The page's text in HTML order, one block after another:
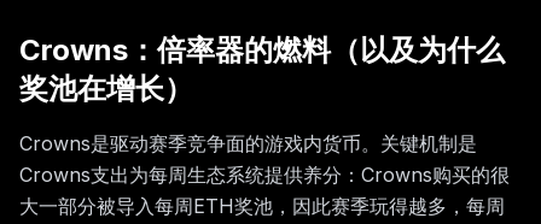
Crowns：倍率器的燃料（以及为什么
奖池在增长）
Crowns是驱动赛季竞争面的游戏内货币。关键机制是
Crowns支出为每周生态系统提供养分：Crowns购买的很
大一部分被导入每周ETH奖池，因此赛季玩得越多，每周